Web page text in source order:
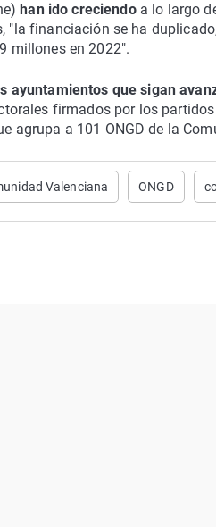
han ido creciendoa lo largo
"la financiación se ha
millones en 2022".
ayuntamientos que sigan
firmados por los
agrupa a 101 ONGD de la
Valenciana ONGD